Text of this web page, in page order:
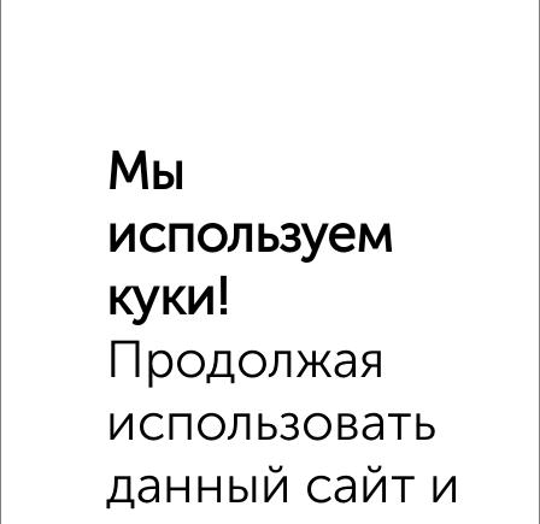
Мы
используем
куки!
Продолжая
использовать
данный сайт и